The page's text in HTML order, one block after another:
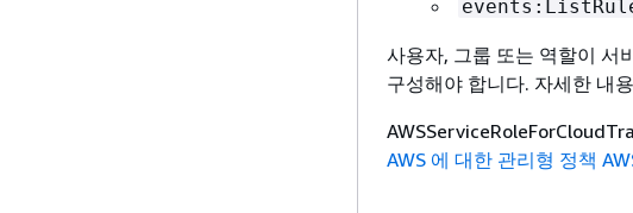
사용자, 그룹 또는 역할이 서
구성해야 합니다. 자세한 내
AWS 에 대한 관리형 정책